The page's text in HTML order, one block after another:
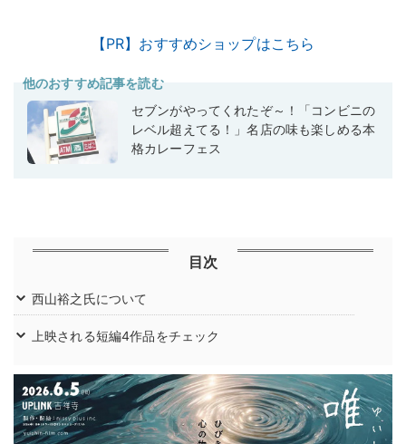
【PR】おすすめショップはこちら
他のおすすめ記事を読む
セブンがやってくれたぞ～！「コンビニの
レベル超えてる！」名店の味も楽しめる本
格カレーフェス
目次
西山裕之氏について
上映される短編4作品をチェック